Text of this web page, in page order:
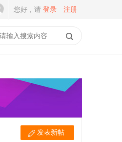
您好，请 登录 注册
发表新帖